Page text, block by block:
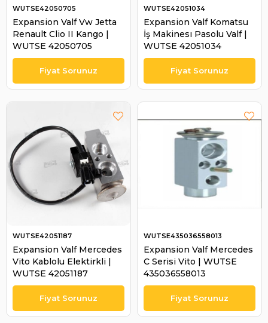
Expansion Valf Vw Jetta
Renault Clio II Kango |
WUTSE 42050705
WUTSE42050705
Expansion Valf Komatsu
İş Makinesı Pasolu Valf |
WUTSE 42051034
WUTSE42051034
Expansion Valf Mercedes
Vito Kablolu Elektirkli |
WUTSE 42051187
WUTSE42051187
Expansion Valf Mercedes
C Serisi Vito | WUTSE
435036558013
WUTSE435036558013